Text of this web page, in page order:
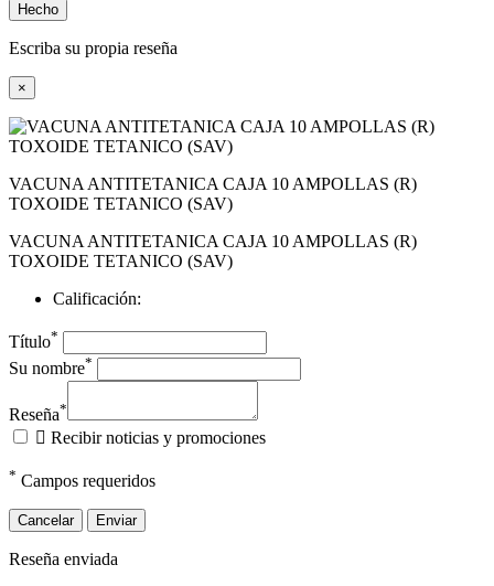
Hecho
Escriba su propia reseña
×
VACUNA ANTITETANICA CAJA 10 AMPOLLAS (R)
TOXOIDE TETANICO (SAV)
VACUNA ANTITETANICA CAJA 10 AMPOLLAS (R)
TOXOIDE TETANICO (SAV)
Calificación:
Título*
Su nombre*
Reseña*
 Recibir noticias y promociones
* Campos requeridos
Cancelar Enviar
Reseña enviada